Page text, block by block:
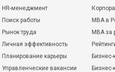
HR-менеджмент
Поиск работы
Рынок труда
Личная эффективность
Планирование карьеры
Управленческие вакансии
MBA в
MBA
Бизнес-